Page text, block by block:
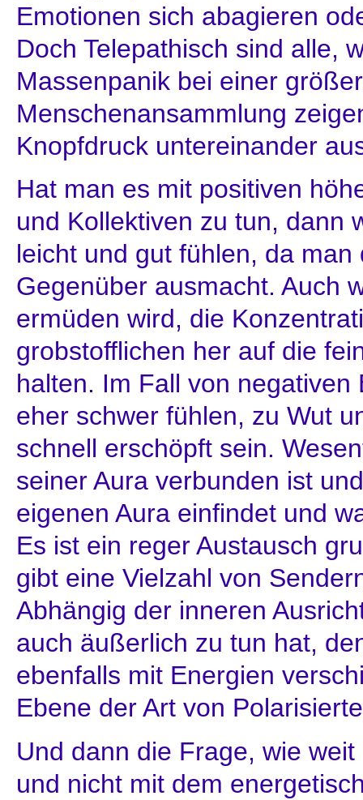
Emotionen sich abagieren
Doch Telepathisch sind alle,
Massenpanik bei einer
Menschenansammlung
Knopfdruck untereinander
Hat man es mit positiven
und Kollektiven zu tun, dann
leicht und gut fühlen, da
Gegenüber ausmacht. Auch
ermüden wird, die
grobstofflichen her auf die
halten. Im Fall von
eher schwer fühlen, zu Wut
schnell erschöpft sein.
seiner Aura verbunden ist
eigenen Aura einfindet und
Es ist ein reger Austausch
gibt eine Vielzahl von
Abhängig der inneren
auch äußerlich zu tun hat,
ebenfalls mit Energien
Ebene der Art von
Und dann die Frage, wie
und nicht mit dem